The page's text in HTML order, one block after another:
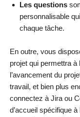
Les questions
personnalisable
chaque tâche.
En outre, vous
projet qui permettra à
l’avancement du
travail, et bien plus
connectez à Jira ou
d’accueil spécifique